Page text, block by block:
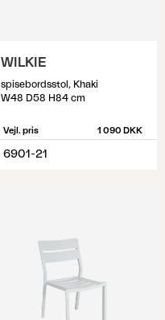
WILKIE
spisebordsstol, Khaki
W48 D58 H84 cm
Vejl. pris 1 090 DKK
6901-21